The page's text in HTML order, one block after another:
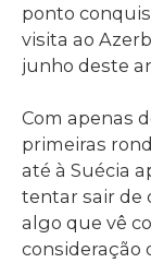
ponto
visita ao
junho deste
Com apenas
primeiras
até à Suécia
tentar sair de
algo que vê
consideração